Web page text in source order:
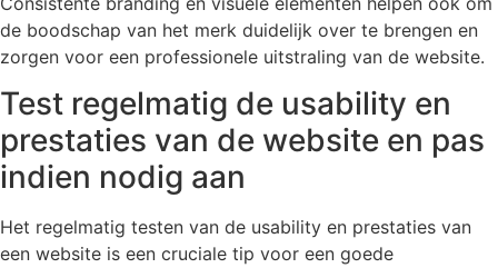
de boodschap van het merk duidelijk over te brengen en
zorgen voor een professionele uitstraling van de website.
Test regelmatig de usability en
prestaties van de website en pas
indien nodig aan
Het regelmatig testen van de usability en prestaties van
een website is een cruciale tip voor een goede